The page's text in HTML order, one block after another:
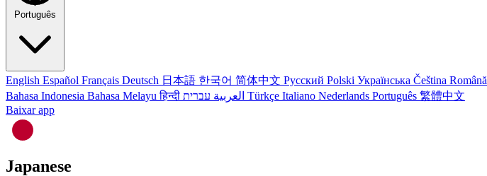
Português
English Español Français Deutsch 日本語 한국어 简体中文 Русский Polski Українська Čeština Română
Bahasa Indonesia Bahasa Melayuहिन्दी العربية Türkçe Italiano Nederlands Português 繁體中文
Baixar app
Japanese